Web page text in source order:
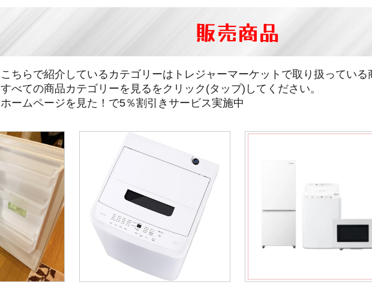
販売商品
こちらで紹介しているカテゴリーはトレジャーマーケットで取り扱っている
すべての商品カテゴリーを見るをクリック(タップ)してください。
ホームページを見た！で5％割引きサービス実施中